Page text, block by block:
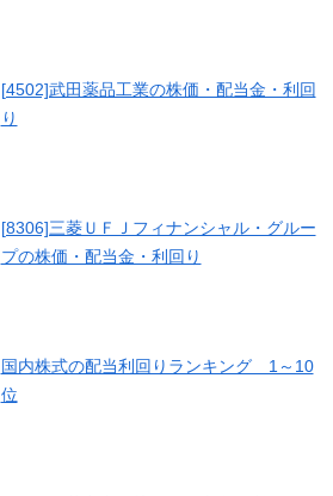
[4502]武田薬品工業の株価・配当金・利回
り
[8306]三菱ＵＦＪフィナンシャル・グルー
プの株価・配当金・利回り
国内株式の配当利回りランキング 1～10
位